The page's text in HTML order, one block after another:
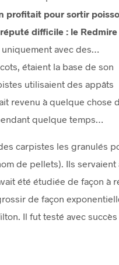
profitait pour sortir
difficile : le Redmire
avec des…
étaient la base de son
utilisaient des appâts
revenu à quelque chose
quelque temps…
carpistes les granulés
de pellets). Ils servaient
été étudiée de façon à
de façon
Il fut testé avec